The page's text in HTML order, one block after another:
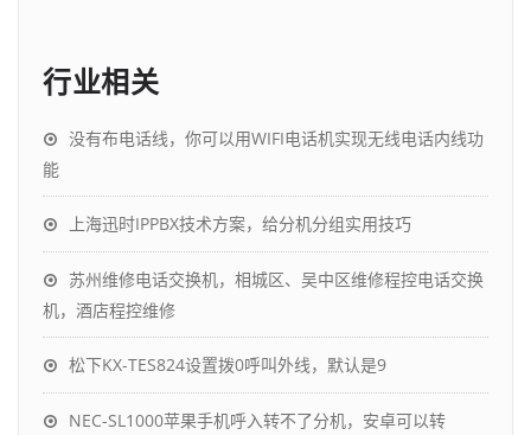
行业相关
没有布电话线，你可以用WIFI电话机实现无线电话内线功
能
上海迅时IPPBX技术方案，给分机分组实用技巧
苏州维修电话交换机，相城区、吴中区维修程控电话交换
机，酒店程控维修
松下KX-TES824设置拨0呼叫外线，默认是9
NEC-SL1000苹果手机呼入转不了分机，安卓可以转